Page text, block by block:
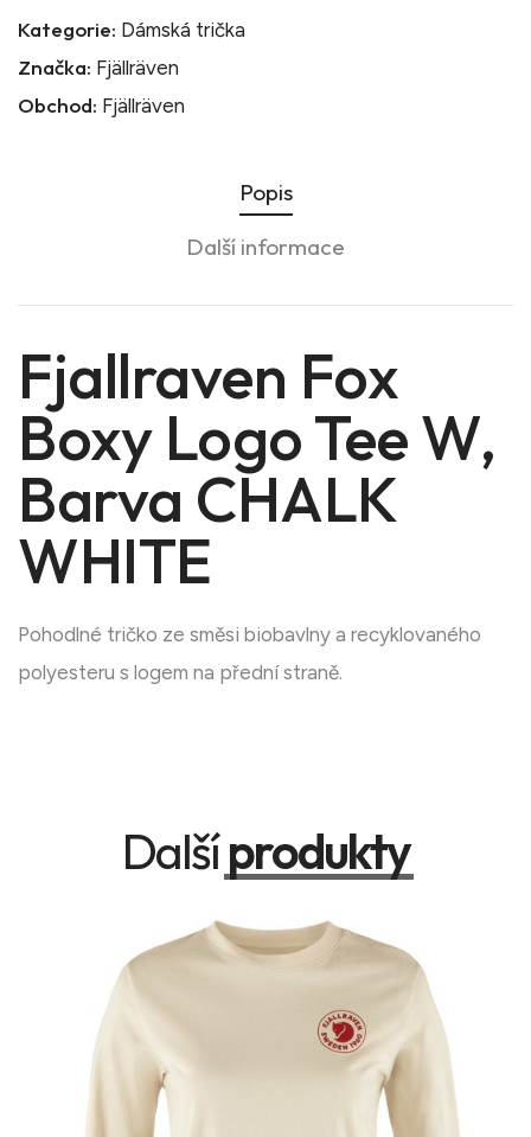
Kategorie: Dámská trička
Značka: Fjällräven
Obchod: Fjällräven
Popis
Další informace
Fjallraven Fox
Boxy Logo Tee W,
Barva CHALK
WHITE
Pohodlné tričko ze směsi biobavlny a recyklovaného
polyesteru s logem na přední straně.
Dalšíprodukty